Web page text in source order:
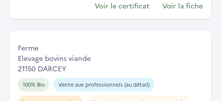
Voir le certificat Voir la fiche
Ferme
Elevage bovins viande
21150 DARCEY
100% Bio Vente aux professionnels (au détail)